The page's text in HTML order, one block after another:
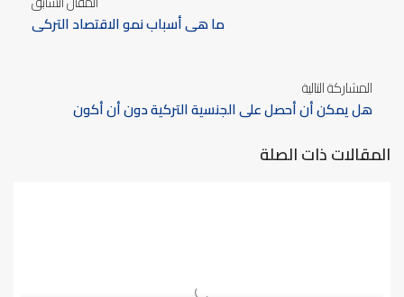
ما هي أسباب نمو الاقتصاد التركي
المشاركة التالية
هل يمكن أن أحصل على الجنسية التركية دون أن أكون
المقالات ذات الصلة